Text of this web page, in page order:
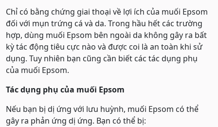
Chỉ có bằng chứng giai thoại về lợi ích của muối Epsom
đối với mụn trứng cá và da. Trong hầu hết các trường
hợp, dùng muối Epsom bên ngoài da không gây ra bất
kỳ tác động tiêu cực nào và được coi là an toàn khi sử
dụng. Tuy nhiên bạn cũng cần biết các tác dụng phụ
của muối Epsom.
Tác dụng phụ của muối Epsom
Nếu bạn bị dị ứng với lưu huỳnh, muối Epsom có ​​thể
gây ra phản ứng dị ứng. Bạn có thể bị: